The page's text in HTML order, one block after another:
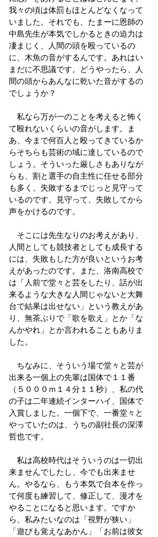
我々の頃は体罰もほとんどなくなって
いました。それでも、たまーに恩師の
中島先生が本気でしかるときの迫力は
凄まじく、人間の頭を殴っているの
に、木魚の音がするんです。あれはい
まだに不思議です。どうやったら、人
間の頭からあんなに乾いた音がするの
でしょうか？
私なら万が一のことを考えると怖く
て殴れないくらいの音がします。ま
あ、今まで何百人と殴ってきているか
らそちらも芸術の域に達しているので
しょう。そういった厳しさもありなが
らも、割と選手の自主性に任せる部分
も多く、失敗するまでじっと見守って
いるのです。見守って、失敗してから
声をかけるのです。
そこには先生なりのお考えがあり、
人間としても競技者としても成長する
には、失敗もした方が良いというお考
えがあったのです。また、洛南高校で
は「人前で堂々と芸をしたり、話が出
来るような大きな人間じゃないと大舞
台で結果は出せない」という教えがあ
り、無茶ぶりで「歌を歌え」とか「な
んかやれ」とか言われることもありま
した。
ちなみに、そういう場で堂々と芸が
出来る一個上の先輩は国体で１１番
（５０００ｍ１４分１１秒）、私の代
の子は二年連続インターハイ、国体で
入賞しました。一個下で、一番堂々と
やっていたのは、うちの副社長の深澤
哲也です。
私は高校時代はそういうのは一切出
来ませんでしたし、今でも出来ませ
ん。やるなら、もう本気で台本を作っ
て何度も練習して、修正して、漫才を
やることになると思います。ですか
ら、私みたいなのは「視野が狭い」
「遊びも覚えなあかん」「お前は彼女